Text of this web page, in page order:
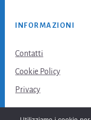
INFORMAZIONI
Contatti
Cookie Policy
Privacy